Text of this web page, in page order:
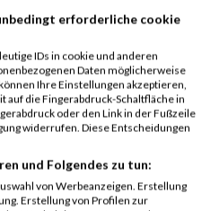
GER
00:32:17
GER
00:34:32
GER
00:34:49
GER 00:31:11
GER
GER
00:33:27
erforderliche cookie
IDs in cookie und anderen
Daten möglicherweise
Ihre Einstellungen akzeptieren,
auf die Fingerabdruck-Schaltfläche in
oder den Link in der Fußzeile
widerrufen. Diese Entscheidungen
und Folgendes zu tun:
von Werbeanzeigen. Erstellung
Erstellung von Profilen zur